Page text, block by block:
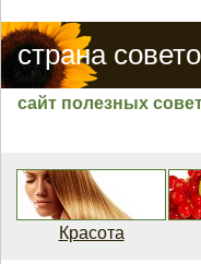
страна
сайт полезных
Красота